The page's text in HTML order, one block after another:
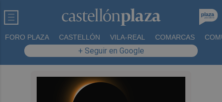
FORO PLAZA CASTELLÓN VILA-REAL COMARCAS
+ Seguir en Google